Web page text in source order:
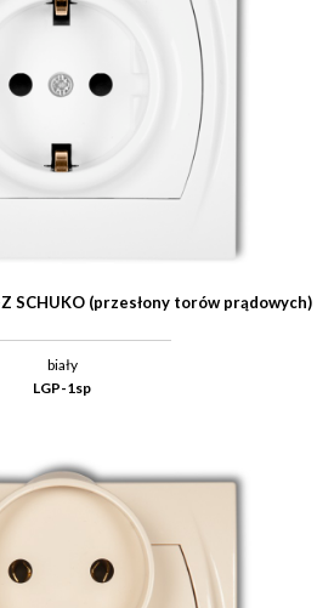
SCHUKO (przesłony torów prądowych)
biały
LGP-1sp